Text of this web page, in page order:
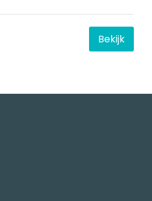
Bekijk